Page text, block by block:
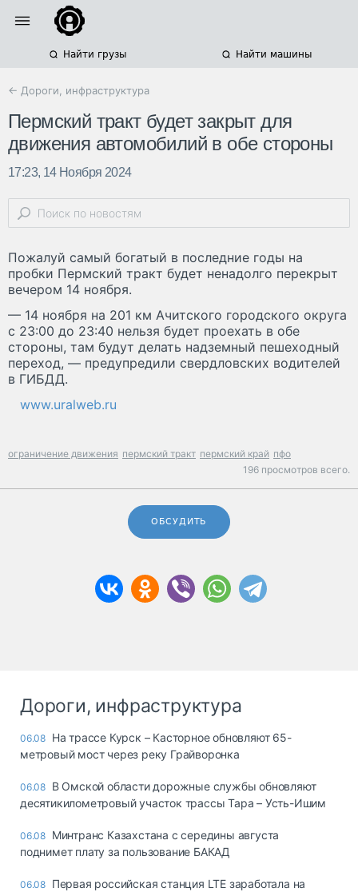
Найти грузы Найти машины
← Дороги, инфраструктура
Пермский тракт будет закрыт для
движения автомобилий в обе стороны
17:23, 14 Ноября 2024
Пожалуй самый богатый в последние годы на
пробки Пермский тракт будет ненадолго перекрыт
вечером 14 ноября.
— 14 ноября на 201 км Ачитского городского округа
с 23:00 до 23:40 нельзя будет проехать в обе
стороны, там будут делать надземный пешеходный
переход, — предупредили свердловских водителей
в ГИБДД.
www.uralweb.ru
ограничение движения пермский тракт пермский край пфо
196 просмотров всего.
ОБСУДИТЬ
Дороги, инфраструктура
06.08 На трассе Курск – Касторное обновляют 65-
метровый мост через реку Грайворонка
06.08 В Омской области дорожные службы обновляют
десятикилометровый участок трассы Тара – Усть-Ишим
06.08 Минтранс Казахстана с середины августа
поднимет плату за пользование БАКАД
06.08 Первая российская станция LTE заработала на